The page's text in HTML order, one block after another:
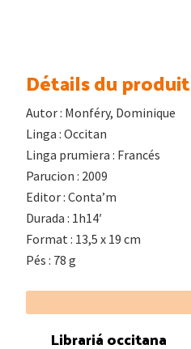
Détails du produit
Autor : Monféry, Dominique
Linga : Occitan
Linga prumiera : Francés
Parucion : 2009
Editor : Conta’m
Durada : 1h14′
Format : 13,5 x 19 cm
Pés : 78 g
Footer
Librariá occitana